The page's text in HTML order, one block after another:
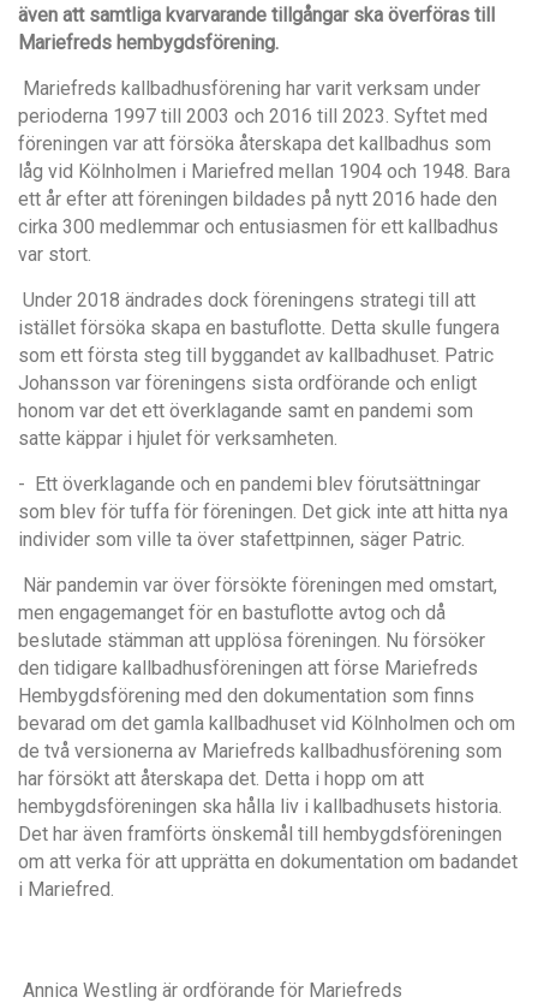
även att samtliga kvarvarande tillgångar ska överföras till
Mariefreds hembygdsförening.
Mariefreds kallbadhusförening har varit verksam under
perioderna 1997 till 2003 och 2016 till 2023. Syftet med
föreningen var att försöka återskapa det kallbadhus som
låg vid Kölnholmen i Mariefred mellan 1904 och 1948. Bara
ett år efter att föreningen bildades på nytt 2016 hade den
cirka 300 medlemmar och entusiasmen för ett kallbadhus
var stort.
Under 2018 ändrades dock föreningens strategi till att
istället försöka skapa en bastuflotte. Detta skulle fungera
som ett första steg till byggandet av kallbadhuset. Patric
Johansson var föreningens sista ordförande och enligt
honom var det ett överklagande samt en pandemi som
satte käppar i hjulet för verksamheten.
- Ett överklagande och en pandemi blev förutsättningar
som blev för tuffa för föreningen. Det gick inte att hitta nya
individer som ville ta över stafettpinnen, säger Patric.
När pandemin var över försökte föreningen med omstart,
men engagemanget för en bastuflotte avtog och då
beslutade stämman att upplösa föreningen. Nu försöker
den tidigare kallbadhusföreningen att förse Mariefreds
Hembygdsförening med den dokumentation som finns
bevarad om det gamla kallbadhuset vid Kölnholmen och om
de två versionerna av Mariefreds kallbadhusförening som
har försökt att återskapa det. Detta i hopp om att
hembygdsföreningen ska hålla liv i kallbadhusets historia.
Det har även framförts önskemål till hembygdsföreningen
om att verka för att upprätta en dokumentation om badandet
i Mariefred.
Annica Westling är ordförande för Mariefreds